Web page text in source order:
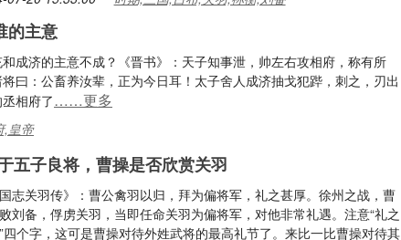
的主意
成济的主意不成？《晋书》：天子知事泄，帅左右攻相府，称有所
曰：公畜养汝辈，正为今日耳！太子舍人成济抽戈犯跸，刺之，刃出
相府了……更多
,皇帝
五子良将，曹操是否欣赏关羽
国志关羽传》：曹公禽羽以归，拜为偏将军，礼之甚厚。徐州之战，曹
刘备，俘虏关羽，当即任命关羽为偏将军，对他非常礼遇。注意“礼之
四个字，这可是曹操对待外姓武将的最高礼节了。来比一比曹操对待其